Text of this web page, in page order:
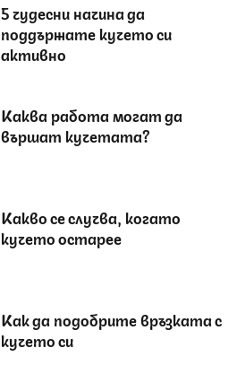
5 чудесни начина да
поддържате кучето си
активно
Каква работа могат да
вършат кучетата?
Какво се случва, когато
кучето остарее
Как да подобрите връзката с
кучето си